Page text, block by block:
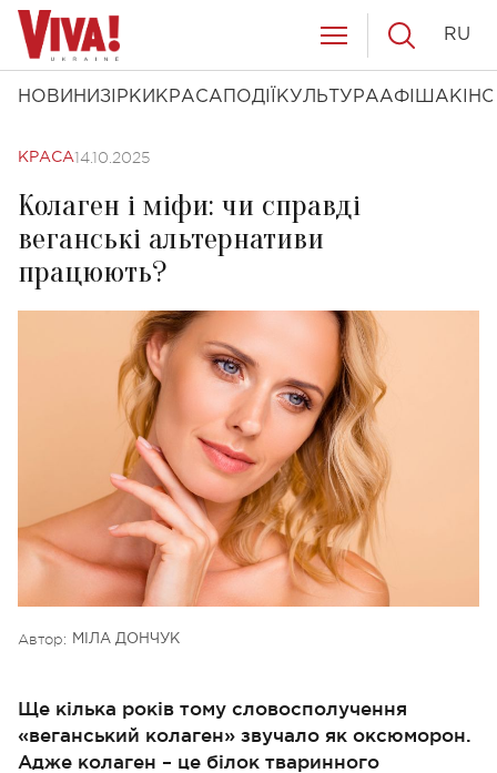
НОВИНИ ЗІРКИ КРАСА ПОДІЇ КУЛЬТУРААФІША КІНО
RU
КРАСА14.10.2025
Колаген і міфи: чи справді
веганські альтернативи
працюють?
Автор: МІЛА ДОНЧУК
Ще кілька років тому словосполучення
«веганський колаген» звучало як оксюморон.
Адже колаген – це білок тваринного